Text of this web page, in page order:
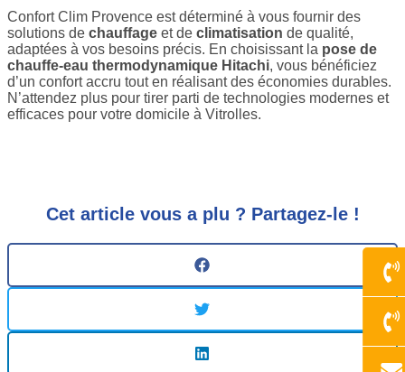
Confort Clim Provence est déterminé à vous fournir des
solutions de chauffage et de climatisation de qualité,
adaptées à vos besoins précis. En choisissant la pose de
chauffe-eau thermodynamique Hitachi, vous bénéficiez
d’un confort accru tout en réalisant des économies durables.
N’attendez plus pour tirer parti de technologies modernes et
efficaces pour votre domicile à Vitrolles.
Cet article vous a plu ? Partagez-le !